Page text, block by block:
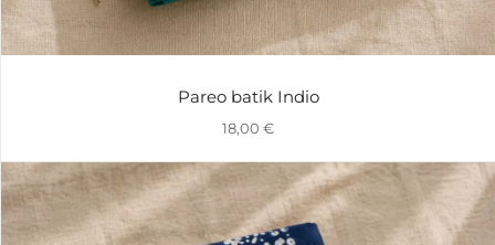
Pareo batik Indio
18,00 €